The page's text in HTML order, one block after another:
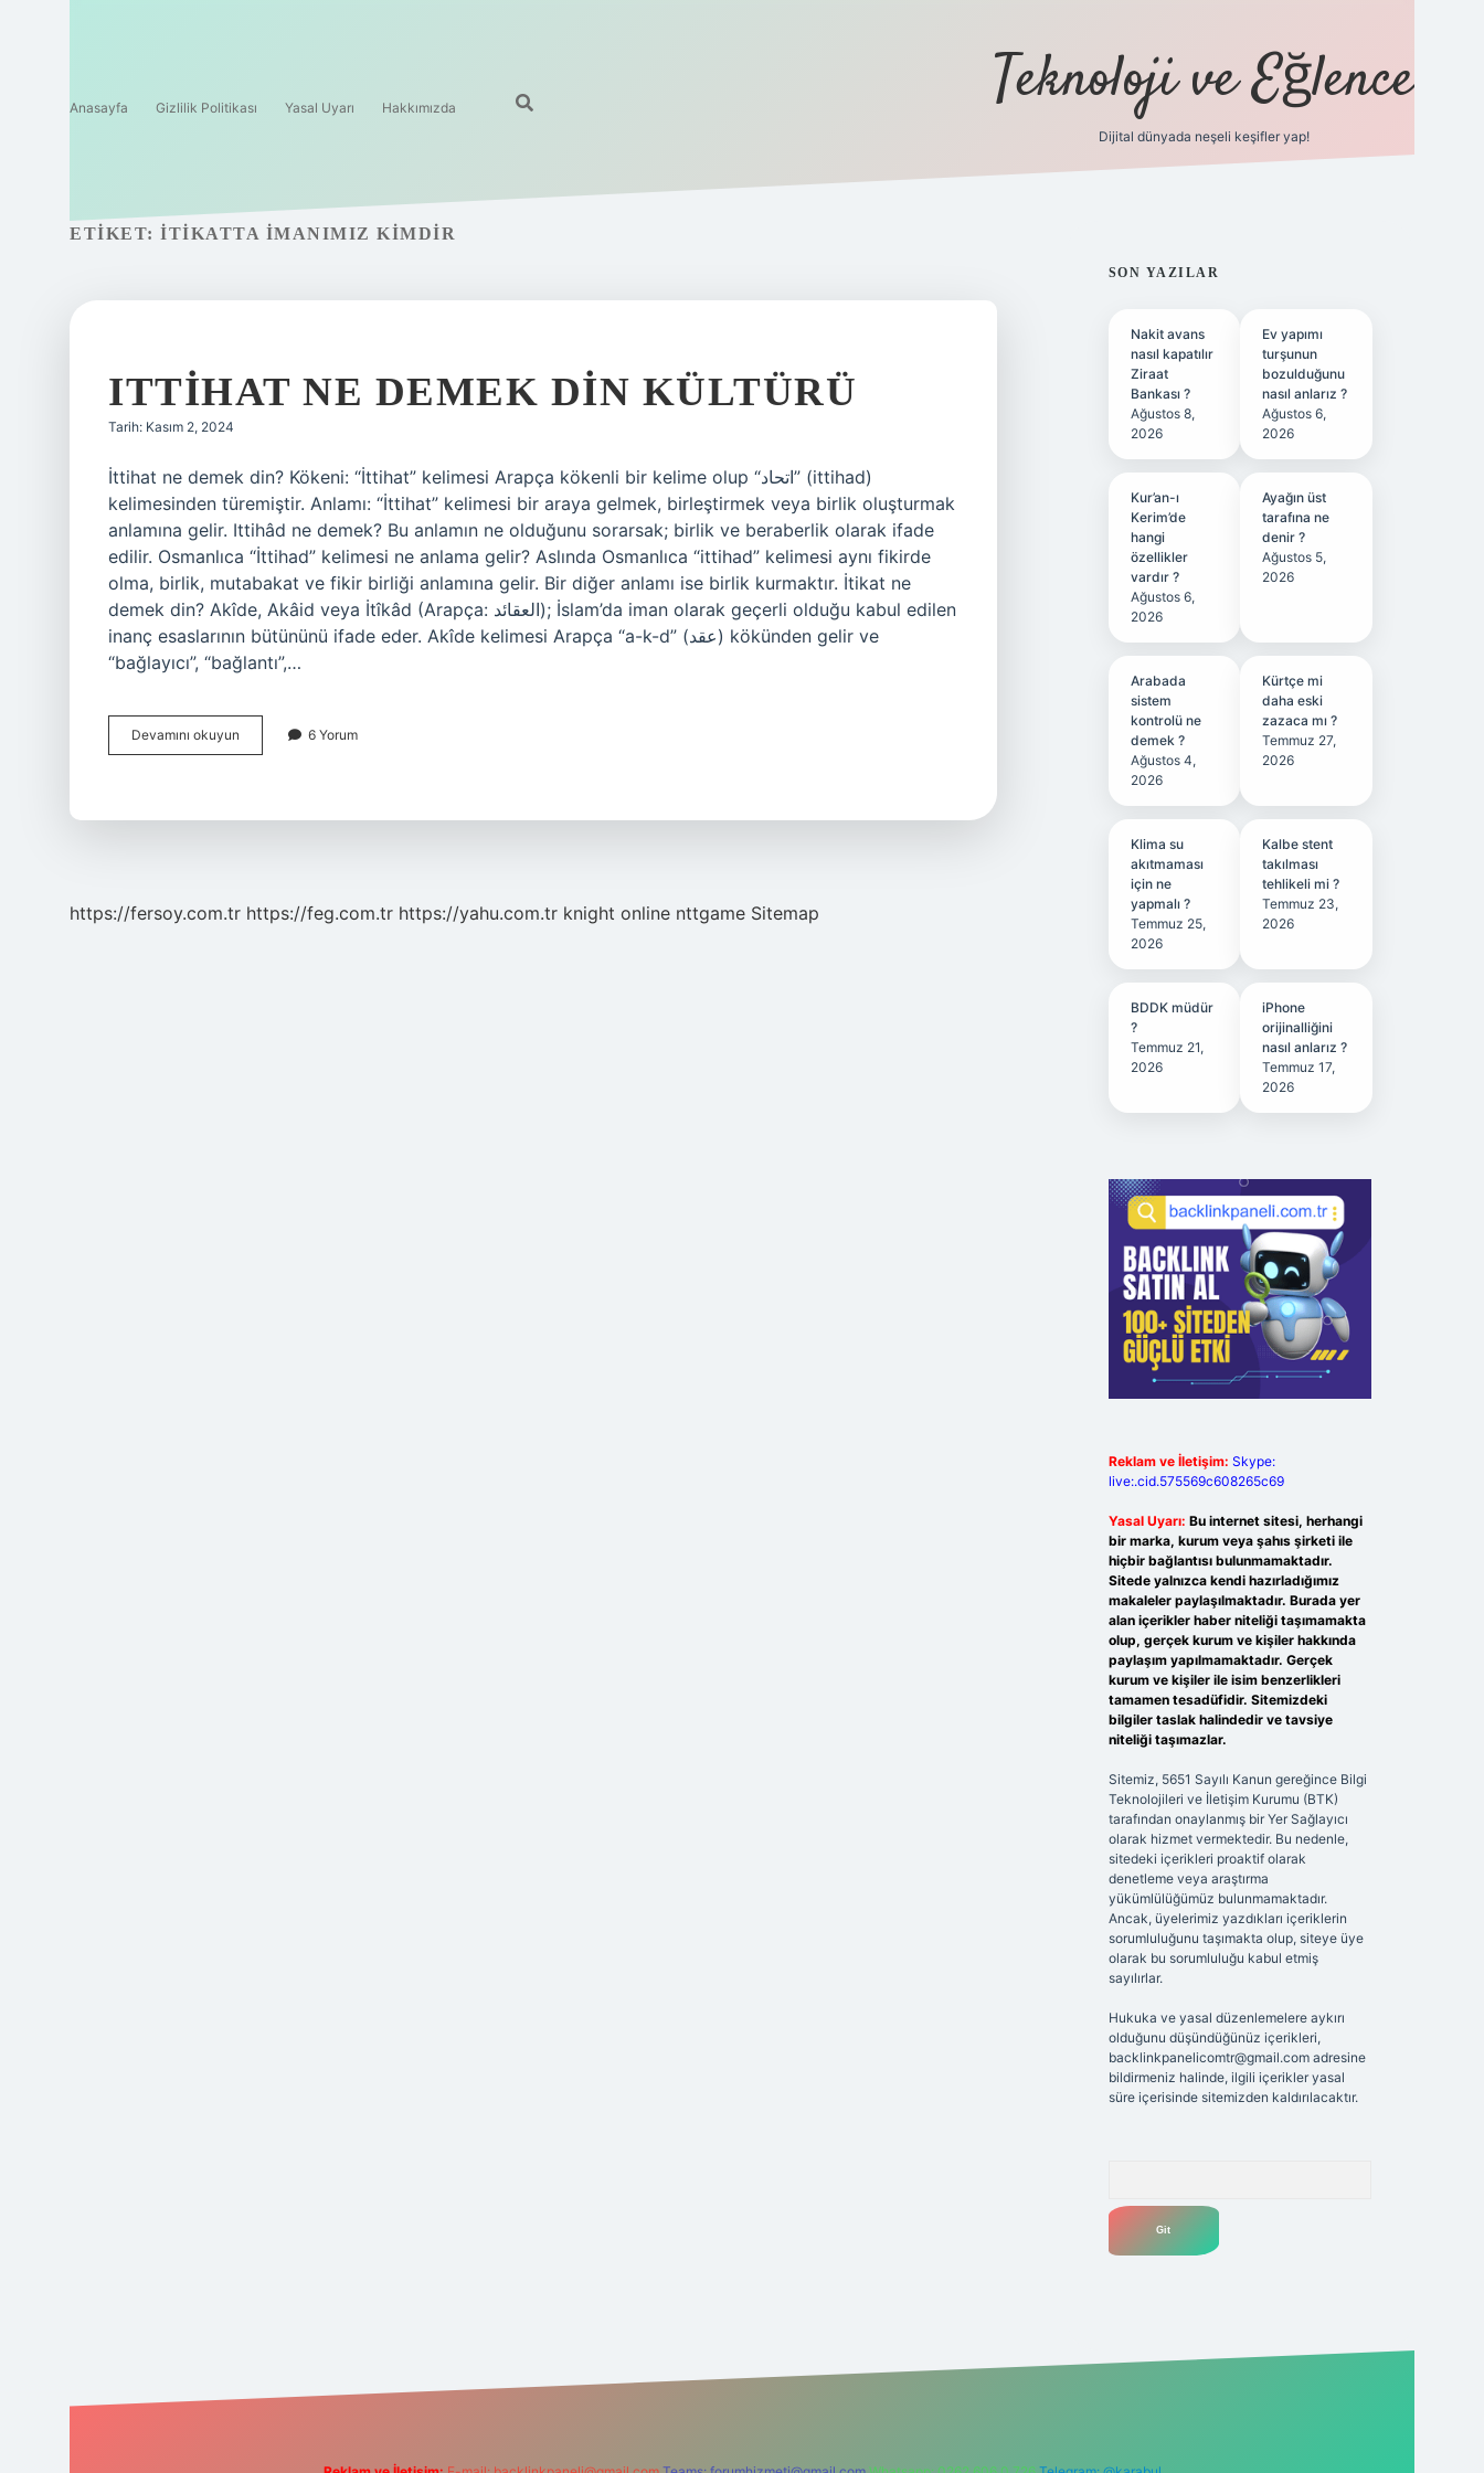
Anasayfa Gizlilik Politikası Yasal Uyarı Hakkımızda Teknoloji ve Eğlence
Dijital dünyada neşeli keşifler yap!
ETIKET: İTIKATTA IMANIMIZ KIMDIR
ITTIHAT NE DEMEK DIN KÜLTÜRÜ
Tarih: Kasım 2, 2024
İttihat ne demek din? Kökeni: “İttihat” kelimesi Arapça kökenli bir kelime olup “اتحاد” (ittihad)
kelimesinden türemiştir. Anlamı: “İttihat” kelimesi bir araya gelmek, birleştirmek veya birlik oluşturmak
anlamına gelir. Ittihâd ne demek? Bu anlamın ne olduğunu sorarsak; birlik ve beraberlik olarak ifade
edilir. Osmanlıca “İttihad” kelimesi ne anlama gelir? Aslında Osmanlıca “ittihad” kelimesi aynı fikirde
olma, birlik, mutabakat ve fikir birliği anlamına gelir. Bir diğer anlamı ise birlik kurmaktır. İtikat ne
demek din? Akîde, Akâid veya İtîkâd (Arapça: العقائد); İslam’da iman olarak geçerli olduğu kabul edilen
inanç esaslarının bütününü ifade eder. Akîde kelimesi Arapça “a-k-d” (عقد) kökünden gelir ve
“bağlayıcı”, “bağlantı”,…
Devamını okuyun
Ne
6 Yorum
https://fersoy.com.tr https://feg.com.tr https://yahu.com.tr knight online nttgame Sitemap
SIDEBAR
SON YAZILAR
Nakit avans
nasıl kapatılır
Ziraat
Bankası ?
Ağustos 8,
2026
Ev yapımı
turşunun
bozulduğunu
nasıl anlarız ?
Ağustos 6,
2026
Kur’an-ı
Kerim’de
hangi
özellikler
vardır ?
Ağustos 6,
2026
Ayağın üst
tarafına ne
denir ?
Ağustos 5,
2026
Arabada
sistem
kontrolü ne
demek ?
Ağustos 4,
2026
Kürtçe mi
daha eski
zazaca mı ?
Temmuz 27,
2026
Klima su
akıtmaması
için ne
yapmalı ?
Temmuz 25,
2026
Kalbe stent
takılması
tehlikeli mi ?
Temmuz 23,
2026
BDDK müdür
?
Temmuz 21,
2026
iPhone
orijinalliğini
nasıl anlarız ?
Temmuz 17,
2026
Reklam ve İletişim: Skype:
live:.cid.575569c608265c69
Yasal Uyarı: Bu internet sitesi, herhangi
bir marka, kurum veya şahıs şirketi ile
hiçbir bağlantısı bulunmamaktadır.
Sitede yalnızca kendi hazırladığımız
makaleler paylaşılmaktadır. Burada yer
alan içerikler haber niteliği taşımamakta
olup, gerçek kurum ve kişiler hakkında
paylaşım yapılmamaktadır. Gerçek
kurum ve kişiler ile isim benzerlikleri
tamamen tesadüfidir. Sitemizdeki
bilgiler taslak halindedir ve tavsiye
niteliği taşımazlar.
Sitemiz, 5651 Sayılı Kanun gereğince Bilgi
Teknolojileri ve İletişim Kurumu (BTK)
tarafından onaylanmış bir Yer Sağlayıcı
olarak hizmet vermektedir. Bu nedenle,
sitedeki içerikleri proaktif olarak
denetleme veya araştırma
yükümlülüğümüz bulunmamaktadır.
Ancak, üyelerimiz yazdıkları içeriklerin
sorumluluğunu taşımakta olup, siteye üye
olarak bu sorumluluğu kabul etmiş
sayılırlar.
Hukuka ve yasal düzenlemelere aykırı
olduğunu düşündüğünüz içerikleri,
backlinkpanelicomtr@gmail.comadresine
bildirmeniz halinde, ilgili içerikler yasal
süre içerisinde sitemizden kaldırılacaktır.